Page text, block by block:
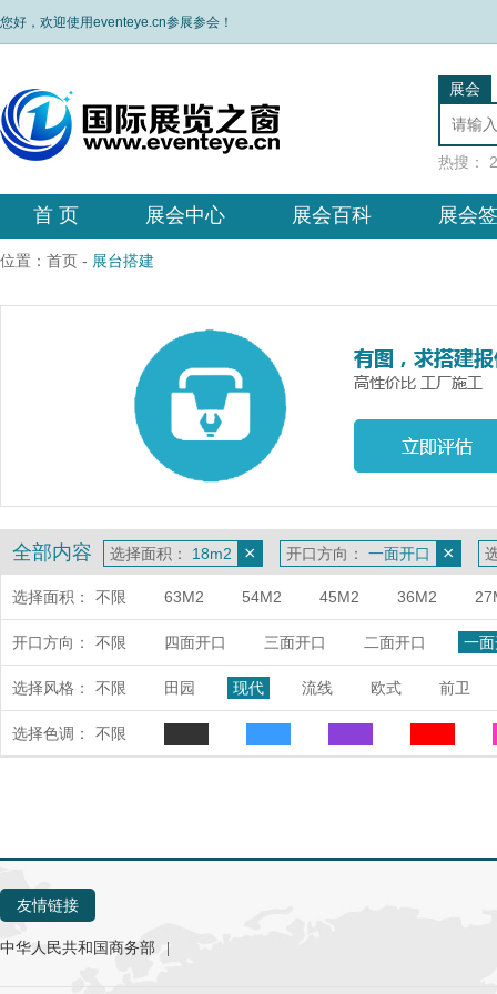
您好，欢迎使用eventeye.cn参展参会！
展会
热搜：
首 页 展会中心 展会百科 展会
位置： 首页 - 展台搭建
全部内容 选择面积： 18m2 × 开口方向： 一面开口 ×
选择面积： 不限 63M2 54M2 45M2 36M2
开口方向： 不限 四面开口 三面开口 二面开口 一
选择风格： 不限 田园 现代 流线 欧式 前卫
选择色调： 不限
友情链接
中华人民共和国商务部